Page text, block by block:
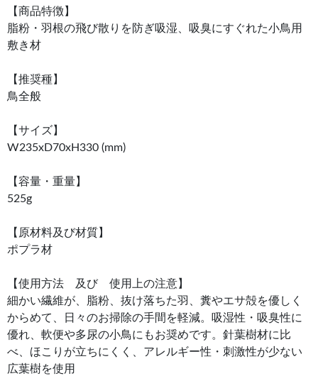
【商品特徴】
脂粉・羽根の飛び散りを防ぎ吸湿、吸臭にすぐれた小鳥用
敷き材
【推奨種】
鳥全般
【サイズ】
W235xD70xH330 (mm)
【容量・重量】
525g
【原材料及び材質】
ポプラ材
【使用方法 及び 使用上の注意】
細かい繊維が、脂粉、抜け落ちた羽、糞やエサ殻を優しく
からめて、日々のお掃除の手間を軽減。吸湿性・吸臭性に
優れ、軟便や多尿の小鳥にもお奨めです。針葉樹材に比
べ、ほこりが立ちにくく、アレルギー性・刺激性が少ない
広葉樹を使用